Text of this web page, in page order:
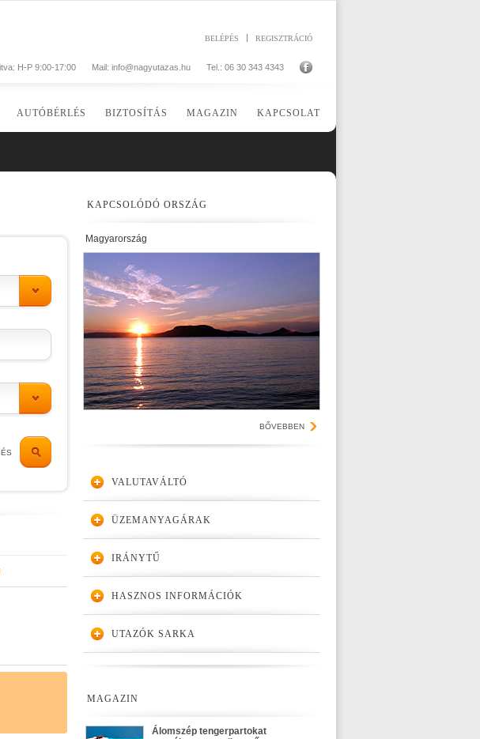
REGISZTRÁCIÓ
BELÉPÉS
Tel.: 06 30 343 4343
Mail: info@nagyutazas.hu
H-P 9:00-17:00
AUTÓBÉRLÉS BIZTOSÍTÁS MAGAZIN KAPCSOLAT
KAPCSOLÓDÓ ORSZÁG
Magyarország
BŐVEBBEN
VALUTAVÁLTÓ
ÜZEMANYAGÁRAK
IRÁNYTŰ
HASZNOS INFORMÁCIÓK
UTAZÓK SARKA
MAGAZIN
Álomszép tengerpartokat